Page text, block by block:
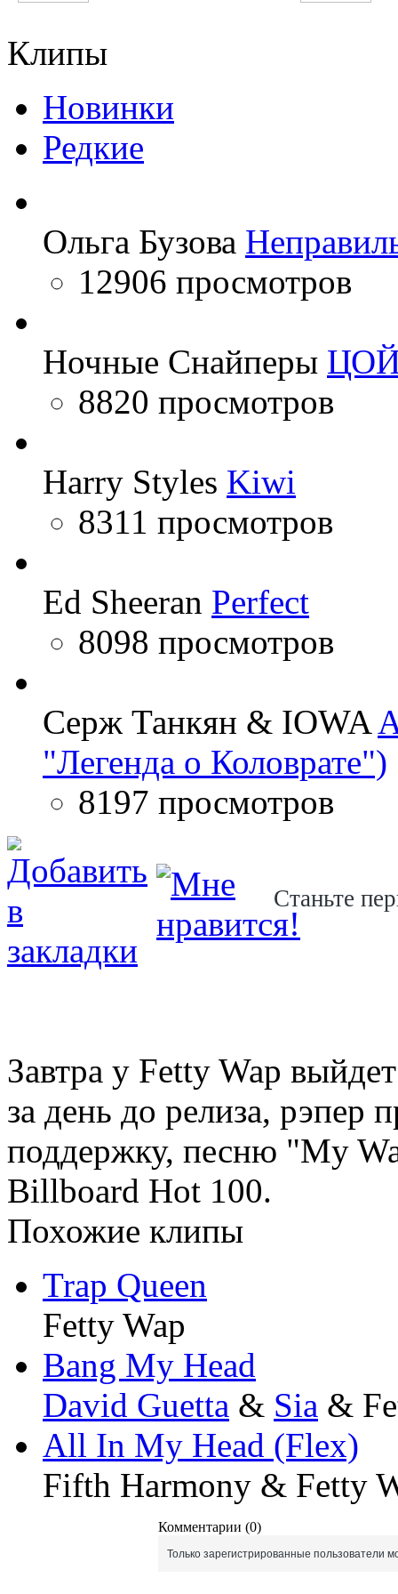
Клипы
Новинки
Редкие
Ольга Бузова
12906 просмотров
Ночные Снайперы
8820 просмотров
Harry Styles Kiwi
8311 просмотров
Ed Sheeran Perfect
8098 просмотров
Серж Танкян & IOWA
"Легенда о Коловрате")
8197 просмотров
Станьте
Завтра у Fetty Wap
за день до релиза, рэпер
поддержку, песню "My
Billboard Hot 100.
Похожие клипы
Trap Queen
Fetty Wap
Bang My Head
David Guetta & Sia &
All In My Head (Flex)
Fifth Harmony & Fetty
Комментарии (0)
Только зарегистрированные пользователи